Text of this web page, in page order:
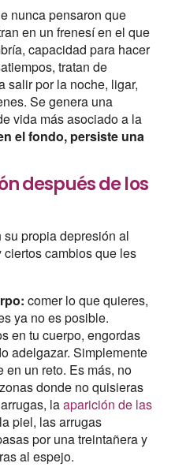
nunca pensaron que
en un frenesí en el que
capacidad para hacer
tratan de
salir por la noche, ligar,
Se genera una
vida más asociado a la
el fondo, persiste una
después de los
propia depresión al
cambios que les
comer lo que quieres,
ya no es posible.
en tu cuerpo, engordas
adelgazar. Simplemente
en un reto. Es más, no
donde no quisieras
laaparición de las
piel, las arrugas
por una treintañera y
al espejo.